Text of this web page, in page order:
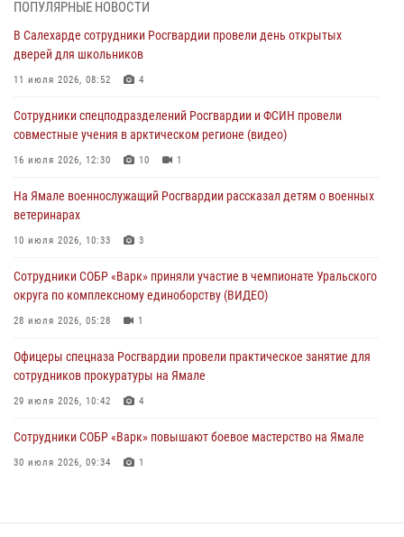
03 августа 2026, 07:21 2
Генерал-полковник Юрий Аверин выступил на Всероссийском
молодёжном образовательном форуме «Территория смыслов»
03 августа 2026, 06:54
Директор Росгвардии Герой России генерал армии Виктор Золотов
поздравил специалистов подразделений тыла с профессиональным
праздником
Сотрудники СОБР «Варк» повышают боевое мастерство на Ямале
30 июля 2026, 09:34 1
Офицеры спецназа Росгвардии провели практическое занятие для
сотрудников прокуратуры на Ямале
29 июля 2026, 10:42 4
ПОПУЛЯРНЫЕ НОВОСТИ
В Салехарде сотрудники Росгвардии провели день открытых
дверей для школьников
11 июля 2026, 08:52 4
Сотрудники спецподразделений Росгвардии и ФСИН провели
совместные учения в арктическом регионе (видео)
16 июля 2026, 12:30 10 1
На Ямале военнослужащий Росгвардии рассказал детям о военных
ветеринарах
10 июля 2026, 10:33 3
Сотрудники СОБР «Варк» приняли участие в чемпионате Уральского
округа по комплексному единоборству (ВИДЕО)
28 июля 2026, 05:28 1
Офицеры спецназа Росгвардии провели практическое занятие для
сотрудников прокуратуры на Ямале
29 июля 2026, 10:42 4
Сотрудники СОБР «Варк» повышают боевое мастерство на Ямале
30 июля 2026, 09:34 1
18 июля 2026, 09:36 3